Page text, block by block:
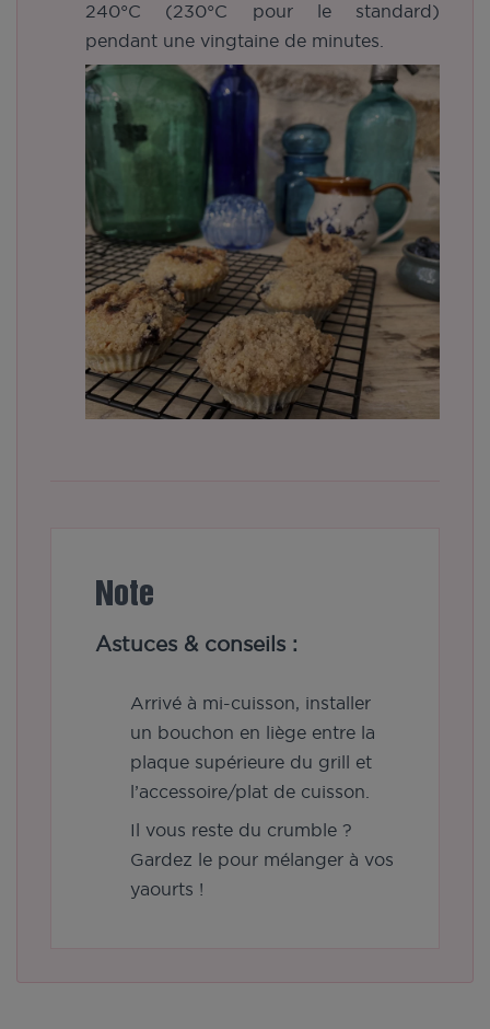
240°C (230°C pour le standard)
pendant une vingtaine de minutes.
Note
Astuces & conseils :
Arrivé à mi-cuisson, installer
un bouchon en liège entre la
plaque supérieure du grill et
l’accessoire/plat de cuisson.
Il vous reste du crumble ?
Gardez le pour mélanger à vos
yaourts !